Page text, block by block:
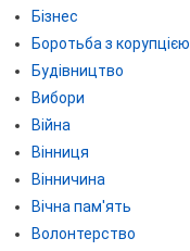
Бізнес
Боротьба з корупцією
Будівництво
Вибори
Війна
Вінниця
Вінничина
Вічна пам'ять
Волонтерство